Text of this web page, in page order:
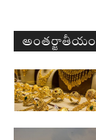
అంతర్జాతీయం